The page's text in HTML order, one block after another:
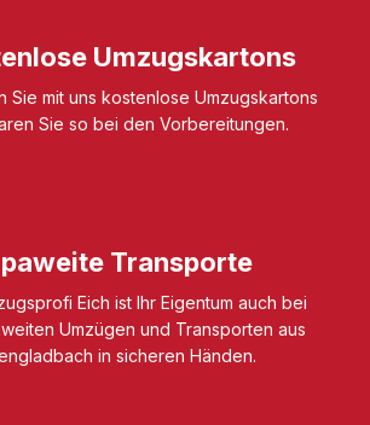
Umzugskartons
Sie mit uns kostenlose Umzugskartons
Sie so bei den Vorbereitungen.
Transporte
Eich ist Ihr Eigentum auch bei
Umzügen und Transporten aus
in sicheren Händen.